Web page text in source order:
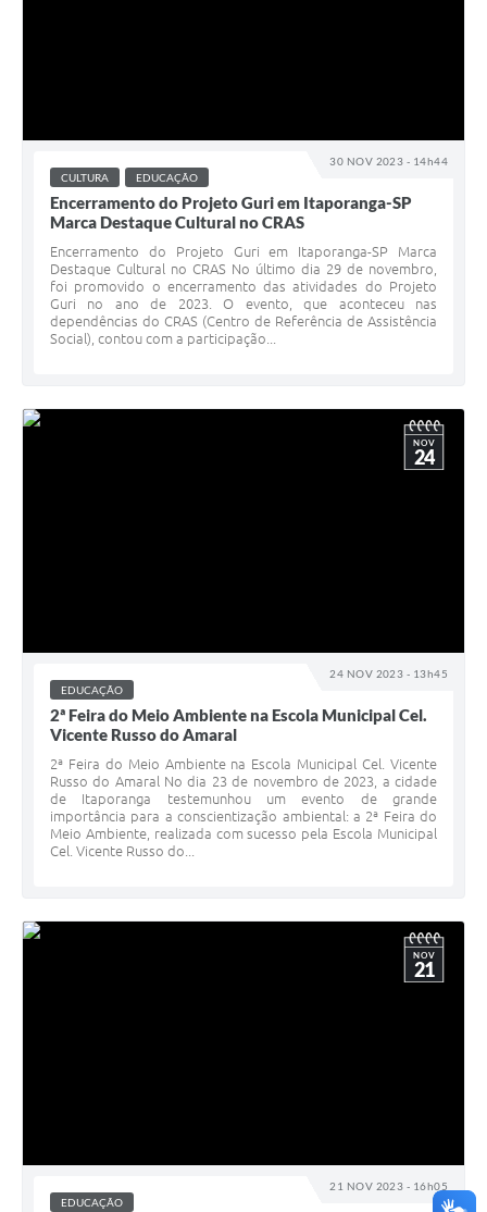
30 NOV 2023 - 14h44
CULTURA EDUCAÇÃO
Encerramento do Projeto Guri em Itaporanga-SP
Marca Destaque Cultural no CRAS
Encerramento do Projeto Guri em Itaporanga-SP Marca
Destaque Cultural no CRAS No último dia 29 de novembro,
foi promovido o encerramento das atividades do Projeto
Guri no ano de 2023. O evento, que aconteceu nas
dependências do CRAS (Centro de Referência de Assistência
Social), contou com a participação...
24 NOV 2023 - 13h45
NOV
24
EDUCAÇÃO
2ª Feira do Meio Ambiente na Escola Municipal Cel.
Vicente Russo do Amaral
2ª Feira do Meio Ambiente na Escola Municipal Cel. Vicente
Russo do Amaral No dia 23 de novembro de 2023, a cidade
de Itaporanga testemunhou um evento de grande
importância para a conscientização ambiental: a 2ª Feira do
Meio Ambiente, realizada com sucesso pela Escola Municipal
Cel. Vicente Russo do...
21 NOV 2023 - 16h05
NOV
21
EDUCAÇÃO